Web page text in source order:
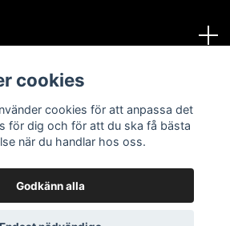
2026 mikefashion.se
cookies
cookies för att anpassa det
för dig och för att du ska få bästa
när du handlar hos oss.
Godkänn alla